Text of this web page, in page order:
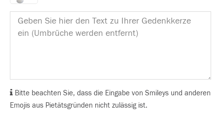
Bitte beachten Sie, dass die Eingabe von Smileys und anderen
Emojis aus Pietätsgründen nicht zulässig ist.